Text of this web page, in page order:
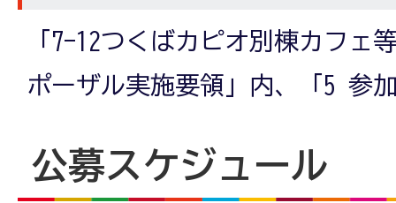
「7-12つくばカピオ別棟カフェ
ポーザル実施要領」内、「5 参
公募スケジュール